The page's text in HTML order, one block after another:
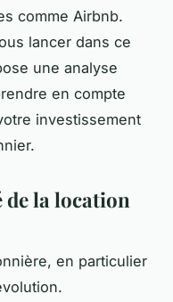
comme Airbnb.
lancer dans ce
une analyse
en compte
investissement
de la location
en particulier